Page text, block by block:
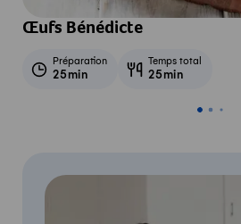
Œufs Bénédicte
Préparation
25min
Temps total
25min